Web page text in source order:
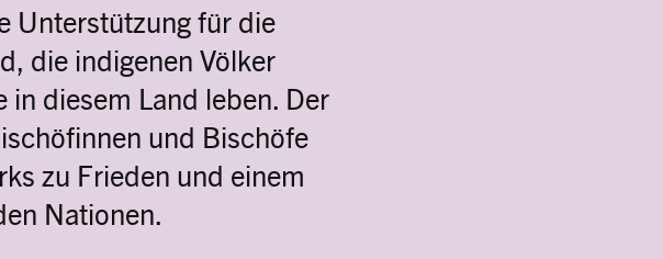
Unterstützung für die
die indigenen Völker
in diesem Land leben. Der
und Bischöfe
zu Frieden und einem
Nationen.